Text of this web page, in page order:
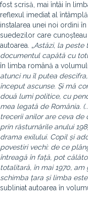
fost scrisă, mai întâi în
reflexul imediat al
instalarea unei noi ordini
suedezilor care
autoarea. „Astăzi, la peste
documentul capătă cu
în limba română a
atunci nu îl putea
început ascunse. Și mă
două lumi politice, cu
mea legată de România.
trecerii anilor are ceva de
prin răsturnările anului
drama exilului. Copil și
povestiri vechi: de ce
întreagă în față, pot
totalitară, în mai 1970,
schimba țara și limba
subliniat autoarea în